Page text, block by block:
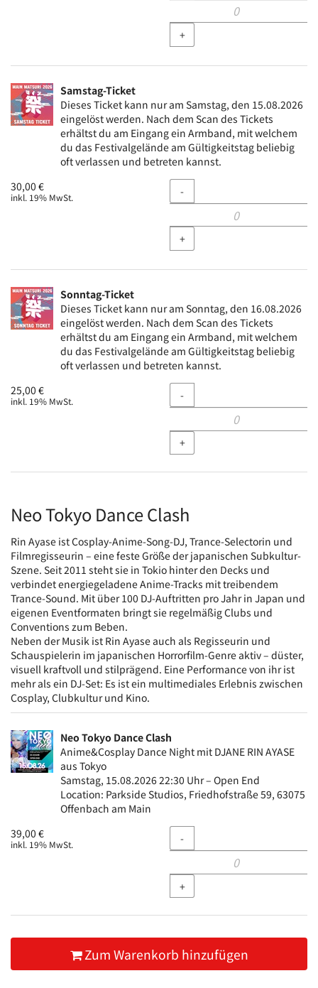
+
Samstag-Ticket
Dieses Ticket kann nur am Samstag, den 15.08.2026
eingelöst werden. Nach dem Scan des Tickets
erhältst du am Eingang ein Armband, mit welchem
du das Festivalgelände am Gültigkeitstag beliebig
oft verlassen und betreten kannst.
30,00 €
inkl. 19% MwSt. Menge
-
+
Sonntag-Ticket
Dieses Ticket kann nur am Sonntag, den 16.08.2026
eingelöst werden. Nach dem Scan des Tickets
erhältst du am Eingang ein Armband, mit welchem
du das Festivalgelände am Gültigkeitstag beliebig
oft verlassen und betreten kannst.
25,00 €
inkl. 19% MwSt. Menge
-
+
Neo Tokyo Dance Clash
Rin Ayase ist Cosplay-Anime-Song-DJ, Trance-Selectorin und
Filmregisseurin – eine feste Größe der japanischen Subkultur-
Szene. Seit 2011 steht sie in Tokio hinter den Decks und
verbindet energiegeladene Anime-Tracks mit treibendem
Trance-Sound. Mit über 100 DJ-Auftritten pro Jahr in Japan und
eigenen Eventformaten bringt sie regelmäßig Clubs und
Conventions zum Beben.
Neben der Musik ist Rin Ayase auch als Regisseurin und
Schauspielerin im japanischen Horrorfilm-Genre aktiv – düster,
visuell kraftvoll und stilprägend. Eine Performance von ihr ist
mehr als ein DJ-Set: Es ist ein multimediales Erlebnis zwischen
Cosplay, Clubkultur und Kino.
Neo Tokyo Dance Clash
Anime&Cosplay Dance Night mit DJANE RIN AYASE
aus Tokyo
Samstag, 15.08.2026 22:30 Uhr – Open End
Location: Parkside Studios, Friedhofstraße 59, 63075
Offenbach am Main
39,00 €
inkl. 19% MwSt. Menge
-
+
Zum Warenkorb hinzufügen